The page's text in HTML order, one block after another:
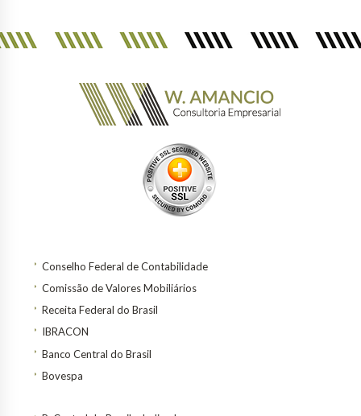
Conselho Federal de Contabilidade
Comissão de Valores Mobiliários
Receita Federal do Brasil
IBRACON
Banco Central do Brasil
Bovespa